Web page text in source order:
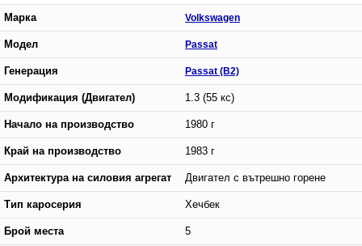
Марка Volkswagen
Модел Passat
Генерация Passat (B2)
Модификация (Двигател) 1.3 (55 кс)
Начало на производство 1980 г
Край на производство 1983 г
Архитектура на силовия агрегат Двигател с вътрешно горене
Тип каросерия Хечбек
Брой места 5